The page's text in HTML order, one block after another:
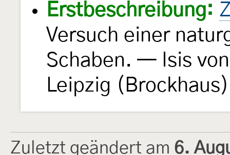
Erstbeschreibung:
Versuch einer
Schaben. — Isis
Leipzig
Zuletzt geändert am 6.